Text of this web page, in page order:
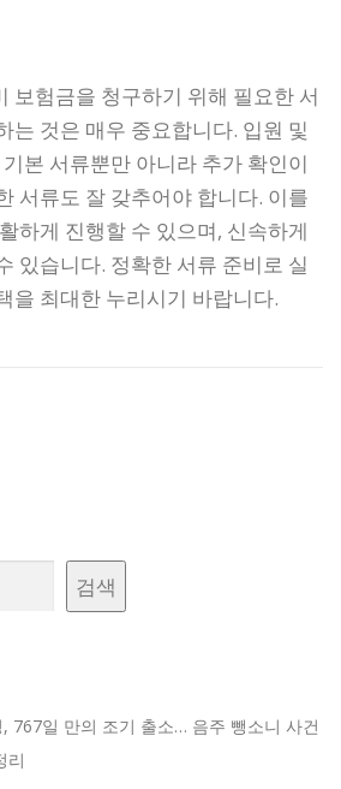
보험금을 청구하기 위해 필요한 서
는 것은 매우 중요합니다. 입원 및
본 서류뿐만 아니라 추가 확인이
서류도 잘 갖추어야 합니다. 이를
하게 진행할 수 있으며, 신속하게
있습니다. 정확한 서류 준비로 실
을 최대한 누리시기 바랍니다.
검색
767일 만의 조기 출소… 음주 뺑소니 사건
리